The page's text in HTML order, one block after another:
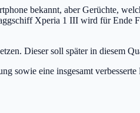
bekannt, aber Gerüchte,
Xperia 1 III wird für Ende
Dieser soll später in diesem
sowie eine insgesamt verbesserte